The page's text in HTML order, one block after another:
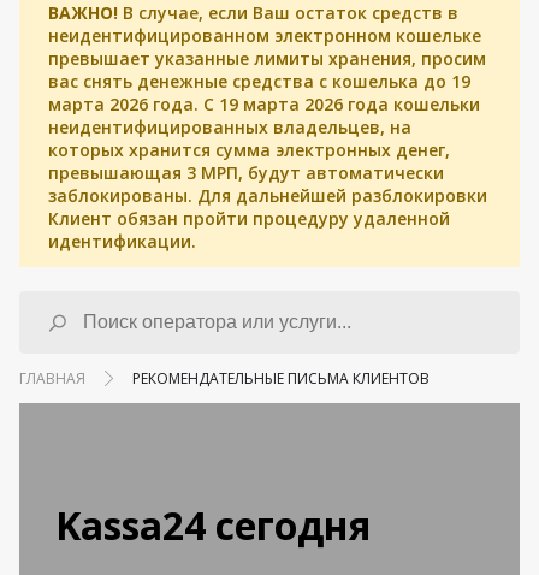
ВАЖНО! В случае, если Ваш остаток средств в
неидентифицированном электронном кошельке
превышает указанные лимиты хранения, просим
вас снять денежные средства с кошелька до 19
марта 2026 года. С 19 марта 2026 года кошельки
неидентифицированных владельцев, на
которых хранится сумма электронных денег,
превышающая 3 МРП, будут автоматически
заблокированы. Для дальнейшей разблокировки
Клиент обязан пройти процедуру удаленной
идентификации.
ГЛАВНАЯ РЕКОМЕНДАТЕЛЬНЫЕ ПИСЬМА КЛИЕНТОВ
Kassa24 сегодня